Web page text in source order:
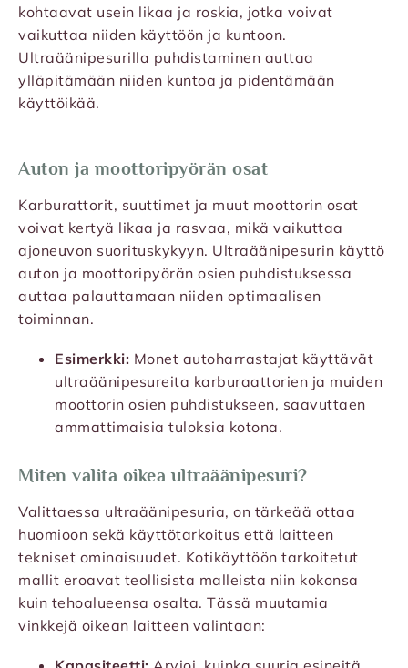
kohtaavat usein likaa ja roskia, jotka voivat
vaikuttaa niiden käyttöön ja kuntoon.
Ultraäänipesurilla puhdistaminen auttaa
ylläpitämään niiden kuntoa ja pidentämään
käyttöikää.
Auton ja moottoripyörän osat
Karburattorit, suuttimet ja muut moottorin osat
voivat kertyä likaa ja rasvaa, mikä vaikuttaa
ajoneuvon suorituskykyyn. Ultraäänipesurin käyttö
auton ja moottoripyörän osien puhdistuksessa
auttaa palauttamaan niiden optimaalisen
toiminnan.
Esimerkki: Monet autoharrastajat käyttävät
ultraäänipesureita karburaattorien ja muiden
moottorin osien puhdistukseen, saavuttaen
ammattimaisia tuloksia kotona.
Miten valita oikea ultraäänipesuri?
Valittaessa ultraäänipesuria, on tärkeää ottaa
huomioon sekä käyttötarkoitus että laitteen
tekniset ominaisuudet. Kotikäyttöön tarkoitetut
mallit eroavat teollisista malleista niin kokonsa
kuin tehoalueensa osalta. Tässä muutamia
vinkkejä oikean laitteen valintaan: